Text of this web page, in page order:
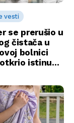
vesti
se prerušio u
čistača u
bolnici
otkrio istinu…